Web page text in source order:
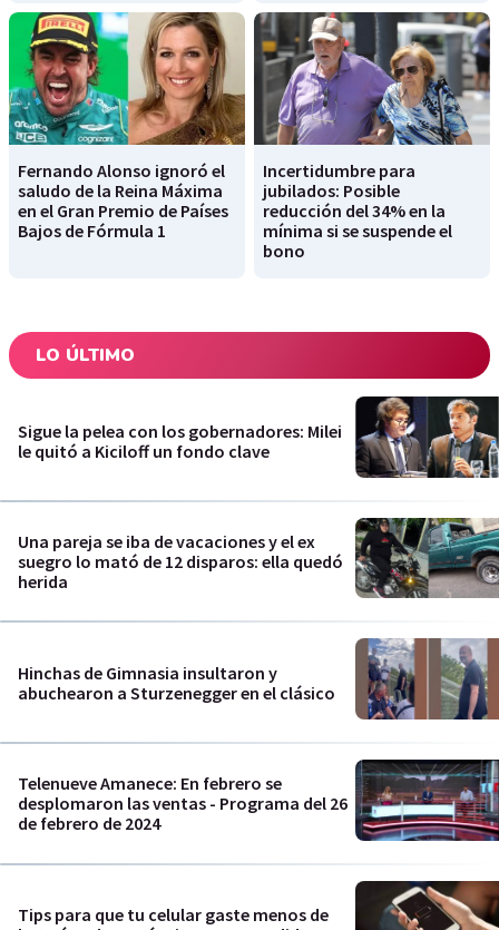
Fernando Alonso ignoró el
saludo de la Reina Máxima
en el Gran Premio de Países
Bajos de Fórmula 1
Incertidumbre para
jubilados: Posible
reducción del 34% en la
mínima si se suspende el
bono
LO ÚLTIMO
Sigue la pelea con los gobernadores: Milei
le quitó a Kiciloff un fondo clave
Una pareja se iba de vacaciones y el ex
suegro lo mató de 12 disparos: ella quedó
herida
Hinchas de Gimnasia insultaron y
abuchearon a Sturzenegger en el clásico
Telenueve Amanece: En febrero se
desplomaron las ventas - Programa del 26
de febrero de 2024
Tips para que tu celular gaste menos de